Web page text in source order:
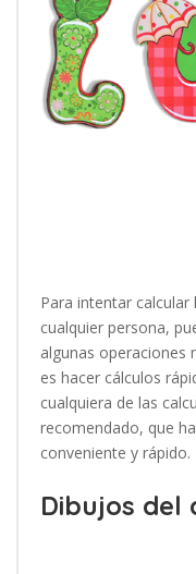
Para intentar
cualquier persona,
algunas operaciones
es hacer cálculos
cualquiera de las
recomendado, que
conveniente y rápido.
Dibujos del